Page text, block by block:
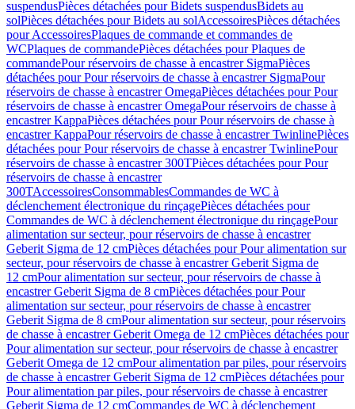
suspendusPièces détachées pour Bidets suspendusBidets au
solPièces détachées pour Bidets au solAccessoiresPièces détachées
pour AccessoiresPlaques de commande et commandes de
WCPlaques de commandePièces détachées pour Plaques de
commandePour réservoirs de chasse à encastrer SigmaPièces
détachées pour Pour réservoirs de chasse à encastrer SigmaPour
réservoirs de chasse à encastrer OmegaPièces détachées pour Pour
réservoirs de chasse à encastrer OmegaPour réservoirs de chasse à
encastrer KappaPièces détachées pour Pour réservoirs de chasse à
encastrer KappaPour réservoirs de chasse à encastrer TwinlinePièces
détachées pour Pour réservoirs de chasse à encastrer TwinlinePour
réservoirs de chasse à encastrer 300TPièces détachées pour Pour
réservoirs de chasse à encastrer
300TAccessoiresConsommablesCommandes de WC à
déclenchement électronique du rinçagePièces détachées pour
Commandes de WC à déclenchement électronique du rinçagePour
alimentation sur secteur, pour réservoirs de chasse à encastrer
Geberit Sigma de 12 cmPièces détachées pour Pour alimentation sur
secteur, pour réservoirs de chasse à encastrer Geberit Sigma de
12 cmPour alimentation sur secteur, pour réservoirs de chasse à
encastrer Geberit Sigma de 8 cmPièces détachées pour Pour
alimentation sur secteur, pour réservoirs de chasse à encastrer
Geberit Sigma de 8 cmPour alimentation sur secteur, pour réservoirs
de chasse à encastrer Geberit Omega de 12 cmPièces détachées pour
Pour alimentation sur secteur, pour réservoirs de chasse à encastrer
Geberit Omega de 12 cmPour alimentation par piles, pour réservoirs
de chasse à encastrer Geberit Sigma de 12 cmPièces détachées pour
Pour alimentation par piles, pour réservoirs de chasse à encastrer
Geberit Sigma de 12 cmCommandes de WC à déclenchement